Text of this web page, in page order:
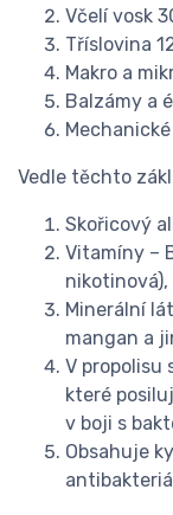
Včelí vosk
Tříslovina
Makro a
Balzámy a
Vedle těchto
Skořicový
Vitamíny –
Minerální
mangan a
V propolisu
které
v boji s
Obsahuje